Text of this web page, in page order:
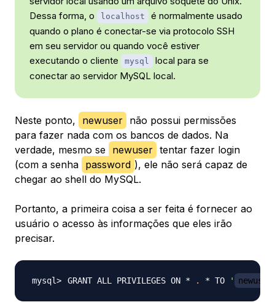
Dessa forma, o
localhost
é normalmente usado
quando o plano é conectar-se via protocolo SSH
em seu servidor ou quando você estiver
executando o cliente
mysql
local para se
conectar ao servidor MySQL local.
Neste ponto, newuser não possui permissões
para fazer nada com os bancos de dados. Na
verdade, mesmo se newuser tentar fazer login
(com a senha password ), ele não será capaz de
chegar ao shell do MySQL.
Portanto, a primeira coisa a ser feita é fornecer ao
usuário o acesso às informações que eles irão
precisar.
GRANT ALL PRIVILEGES ON * . * TO ' newuser